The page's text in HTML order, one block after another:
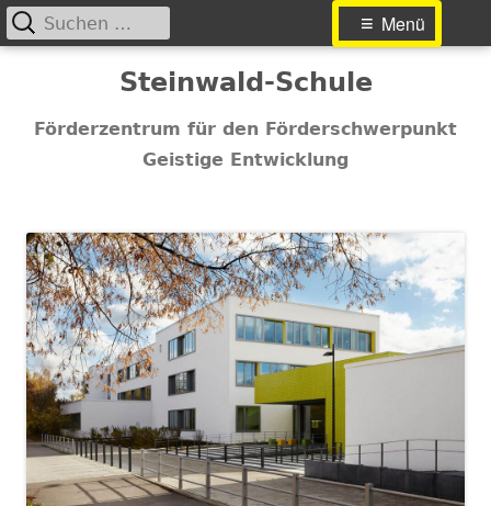
Inhalt
Steinwald-Schule
Förderzentrum für den Förderschwerpunkt
Geistige Entwicklung
Primäres
Menü
Suchen
nach: